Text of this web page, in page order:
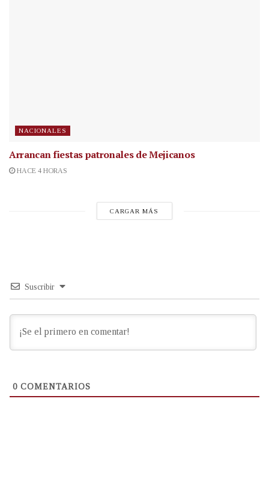
NACIONALES
Arrancan fiestas patronales de Mejicanos
HACE 4 HORAS
CARGAR MÁS
Suscribir
0 COMENTARIOS